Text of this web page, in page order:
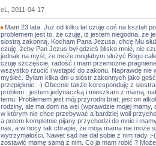
eL, 2011-04-17
Mam 23 lata. Już od kilku lat czuję coś na kształt
problemem jest to, że czuję, iż jestem niegodna, że
siostrą zakonną. Kocham Pana Jezusa, chcę Mu
czuję, żeby Pan Jezus był gdzieś blisko mnie, nie
jednak na myśl, że może mogłabym służyć Bogu
czuję szczęście, radość i mam przemożne
wszystko rzucić i wstąpić do zakonu. Naprawdę nie
myśleć. Byłam kilka dni u sióstr zakonnych jako
przepięknie :-) Obecnie także koresponduję z
problem : jestem jedynaczką i mieszkam z mamą,
temu. Problemem jest mój przyrodni brat; jest on
rodziny, ale ma dom na wsi (wprawdzie mojej mamy,
w którym nie chce przebywać a bardziej woli
a potem kompletnie pijany przychodzi do mnie i
nas, a w nocy tak chrapie, że moja mama nie może
wytrzymałości. Nawet sąd nie dał sobie z nim rady
zostawić mamę samą z nim. Co ja mam robić ?